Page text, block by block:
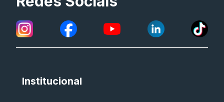
Institucional